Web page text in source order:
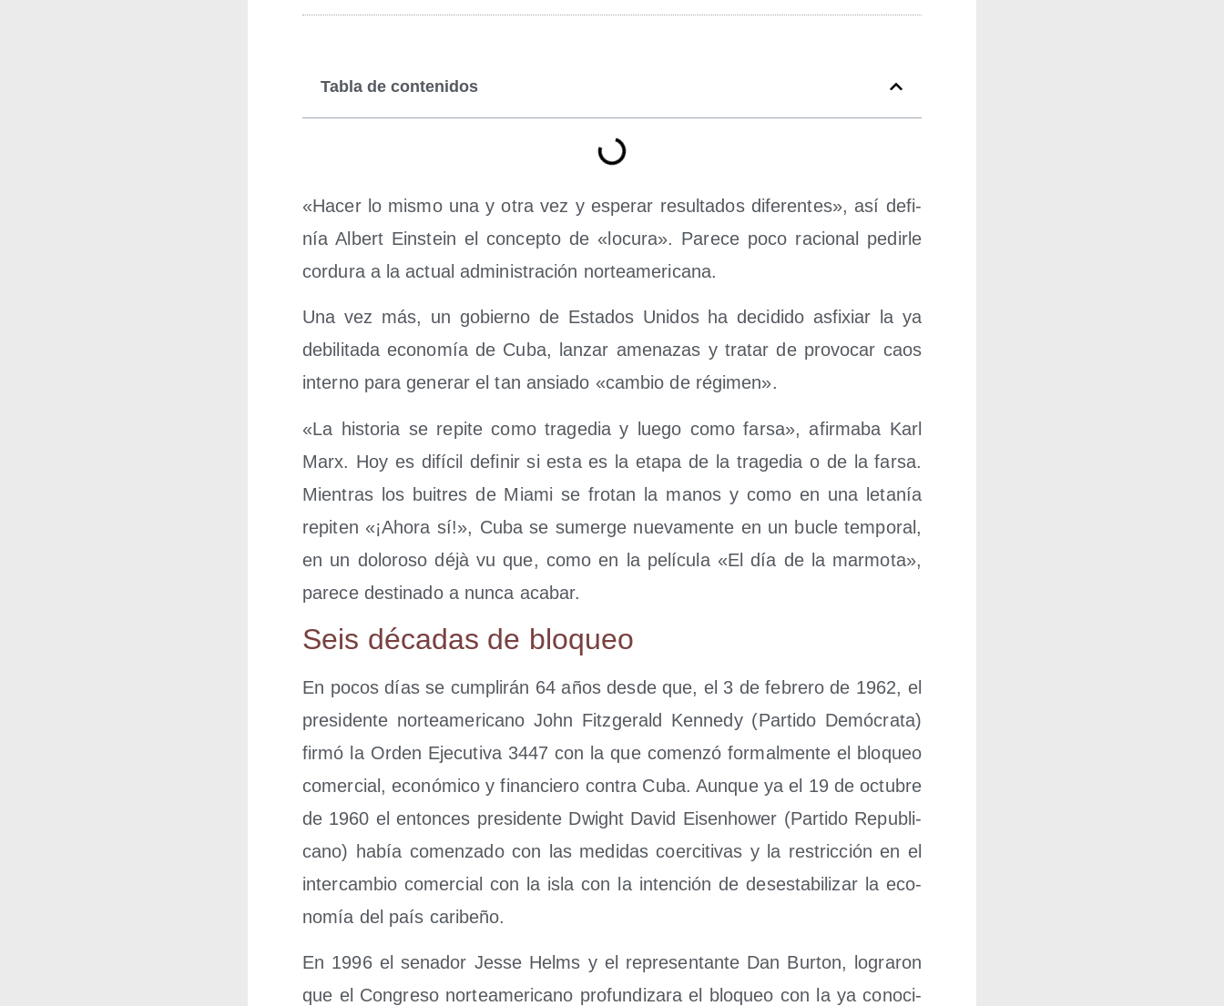
Tabla de contenidos
«Hacer lo mis­mo una y otra vez y espe­rar resul­ta­dos dife­ren­tes», así defi­
nía Albert Eins­tein el con­cep­to de «locu­ra». Pare­ce poco racio­nal pedir­le
cor­du­ra a la actual admi­nis­tra­ción norteamericana.
Una vez más, un gobierno de Esta­dos Uni­dos ha deci­di­do asfi­xiar la ya
debi­li­ta­da eco­no­mía de Cuba, lan­zar ame­na­zas y tra­tar de pro­vo­car caos
interno para gene­rar el tan ansia­do «cam­bio de régimen».
«La his­to­ria se repi­te como tra­ge­dia y lue­go como far­sa», afir­ma­ba Karl
Marx. Hoy es difí­cil defi­nir si esta es la eta­pa de la tra­ge­dia o de la far­sa.
Mien­tras los bui­tres de Mia­mi se fro­tan la manos y como en una leta­nía
repi­ten «¡Aho­ra sí!», Cuba se sumer­ge nue­va­men­te en un bucle tem­po­ral,
en un dolo­ro­so déjà vu que, como en la pelí­cu­la «El día de la mar­mo­ta»,
pare­ce des­ti­na­do a nun­ca acabar.
Seis déca­das de bloqueo
En pocos días se cum­pli­rán 64 años des­de que, el 3 de febre­ro de 1962, el
pre­si­den­te nor­te­ame­ri­cano John Fitz­ge­rald Ken­nedy (Par­ti­do Demó­cra­ta)
fir­mó la Orden Eje­cu­ti­va 3447 con la que comen­zó for­mal­men­te el blo­queo
comer­cial, eco­nó­mi­co y finan­cie­ro con­tra Cuba. Aun­que ya el 19 de octu­bre
de 1960 el enton­ces pre­si­den­te Dwight David Eisenho­wer (Par­ti­do Repu­bli­
cano) había comen­za­do con las medi­das coer­ci­ti­vas y la res­tric­ción en el
inter­cam­bio comer­cial con la isla con la inten­ción de des­es­ta­bi­li­zar la eco­
no­mía del país caribeño.
En 1996 el sena­dor Jes­se Helms y el repre­sen­tan­te Dan Bur­ton, logra­ron
que el Con­gre­so nor­te­ame­ri­cano pro­fun­di­za­ra el blo­queo con la ya cono­ci­